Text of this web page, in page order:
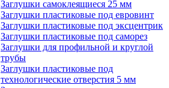
Заглушки самоклеящиеся 25 мм
Заглушки пластиковые под евровинт
Заглушки пластиковые под эксцентрик
Заглушки пластиковые под саморез
Заглушки для профильной и круглой
трубы
Заглушки пластиковые под
технологические отверстия 5 мм